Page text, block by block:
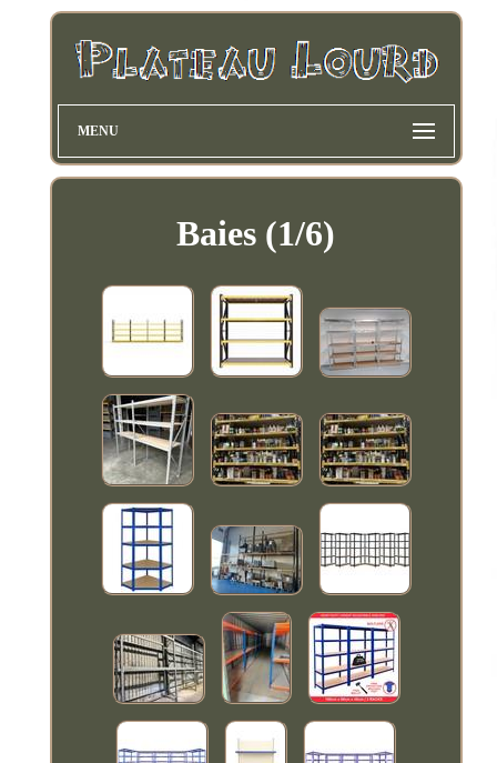
MENU
Baies (1/6)